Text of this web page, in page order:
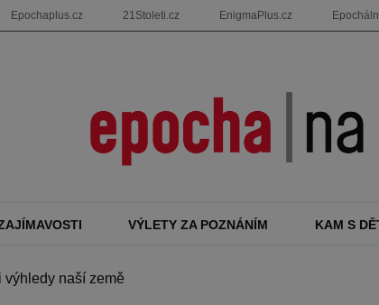
Epochaplus.cz 21Stoleti.cz EnigmaPlus.cz
VÝLETY ZA POZNÁNÍM KAM S
naší země